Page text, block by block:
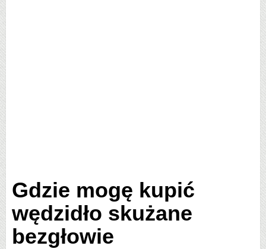
Gdzie mogę kupić
wędzidło skużane
bezgłowie